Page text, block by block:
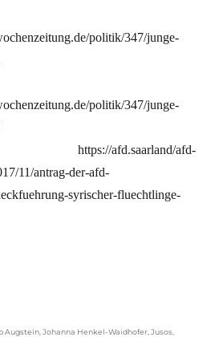
politik/347/junge-
politik/347/junge-
afd.saarland/afd-
11/antrag-der-afd-
syrischer-fluechtlinge-
Augstein ,Johanna Henkel-Waidhofer ,Jusos